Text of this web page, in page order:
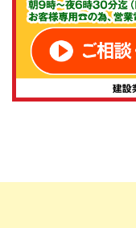
山下稜平様
2025/5/21
総合評価：
hatu ichi様